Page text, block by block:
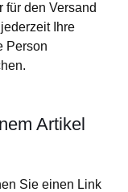
für den Versand
Ihre
Person
Artikel
Sie einen Link